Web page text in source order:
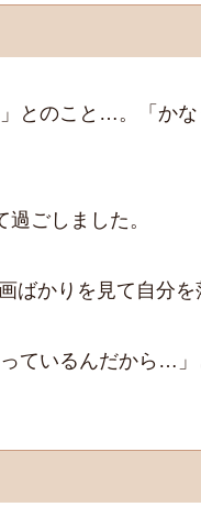
とのこと…。「か
ごしました。
ばかりを見て自分を
ているんだから…